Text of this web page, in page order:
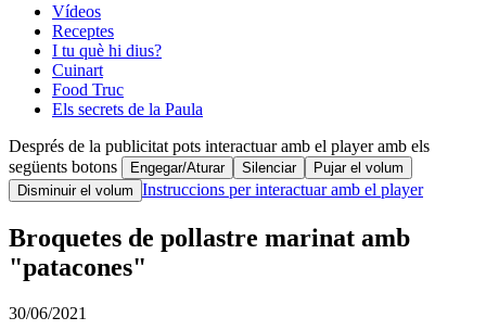
Vídeos
Receptes
I tu què hi dius?
Cuinart
Food Truc
Els secrets de la Paula
Després de la publicitat pots interactuar amb el player amb els
següents botons
Engegar/Aturar Silenciar
Pujar el volum
Disminuir el volum Instruccions per interactuar amb el player
Broquetes de pollastre marinat amb
"patacones"
30/06/2021